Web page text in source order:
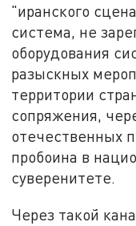
"иранского
система, не
оборудования
разыскных
территории
сопряжения,
отечественных
пробоина в
суверенитете.
Через такой